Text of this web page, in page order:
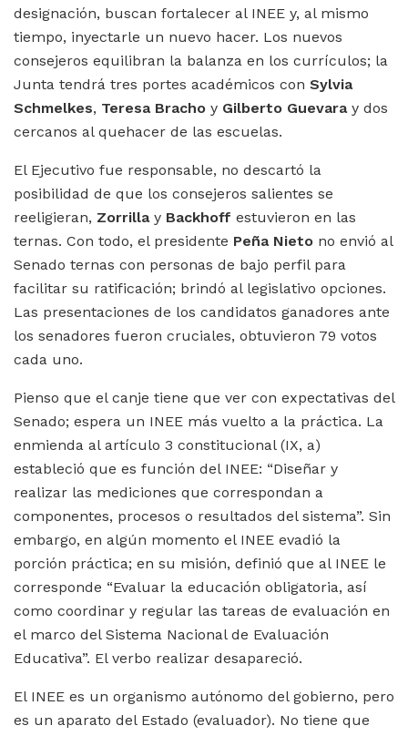
designación, buscan fortalecer al INEE y, al mismo
tiempo, inyectarle un nuevo hacer. Los nuevos
consejeros equilibran la balanza en los currículos; la
Junta tendrá tres portes académicos con Sylvia
Schmelkes, Teresa Bracho y Gilberto Guevaray dos
cercanos al quehacer de las escuelas.
El Ejecutivo fue responsable, no descartó la
posibilidad de que los consejeros salientes se
reeligieran, Zorrillay Backhoff estuvieron en las
ternas. Con todo, el presidente Peña Nieto no envió al
Senado ternas con personas de bajo perfil para
facilitar su ratificación; brindó al legislativo opciones.
Las presentaciones de los candidatos ganadores ante
los senadores fueron cruciales, obtuvieron 79 votos
cada uno.
Pienso que el canje tiene que ver con expectativas del
Senado; espera un INEE más vuelto a la práctica. La
enmienda al artículo 3 constitucional (IX, a)
estableció que es función del INEE: “Diseñar y
realizar las mediciones que correspondan a
componentes, procesos o resultados del sistema”. Sin
embargo, en algún momento el INEE evadió la
porción práctica; en su misión, definió que al INEE le
corresponde “Evaluar la educación obligatoria, así
como coordinar y regular las tareas de evaluación en
el marco del Sistema Nacional de Evaluación
Educativa”. El verbo realizar desapareció.
El INEE es un organismo autónomo del gobierno, pero
es un aparato del Estado (evaluador). No tiene que